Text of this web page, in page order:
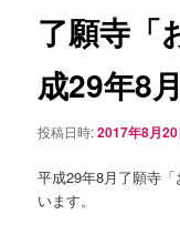
ゲ
ー
ョ
ン
了願寺「
成29年8
投稿日時:2017年8月20
平成29年8月了願寺
います。